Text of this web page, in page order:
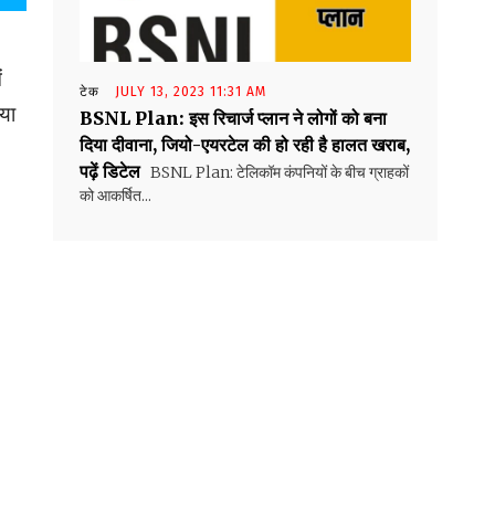
टेक JULY 13, 2023 11:31 AM
BSNL Plan: इस रिचार्ज प्लान ने लोगों को बना
दिया दीवाना, जियो-एयरटेल की हो रही है हालत खराब,
पढ़ें डिटेल BSNL Plan: टेलिकॉम कंपनियों के बीच ग्राहकों
को आकर्षित...